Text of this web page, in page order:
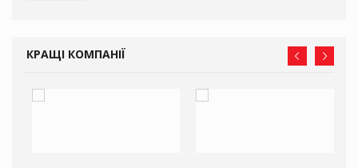
КРАЩІ КОМПАНІЇ